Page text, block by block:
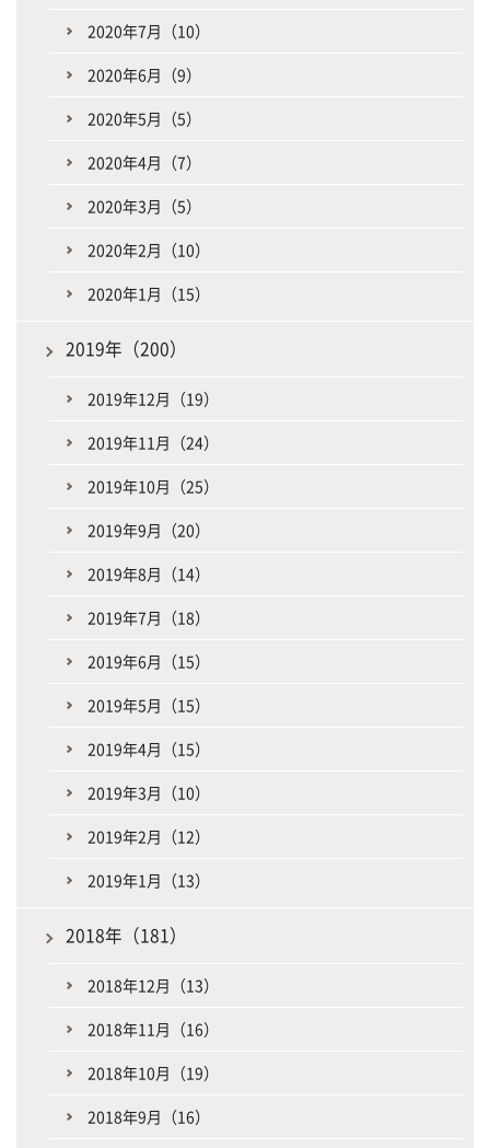
2020年7月（10）
2020年6月（9）
2020年5月（5）
2020年4月（7）
2020年3月（5）
2020年2月（10）
2020年1月（15）
2019年（200）
2019年12月（19）
2019年11月（24）
2019年10月（25）
2019年9月（20）
2019年8月（14）
2019年7月（18）
2019年6月（15）
2019年5月（15）
2019年4月（15）
2019年3月（10）
2019年2月（12）
2019年1月（13）
2018年（181）
2018年12月（13）
2018年11月（16）
2018年10月（19）
2018年9月（16）